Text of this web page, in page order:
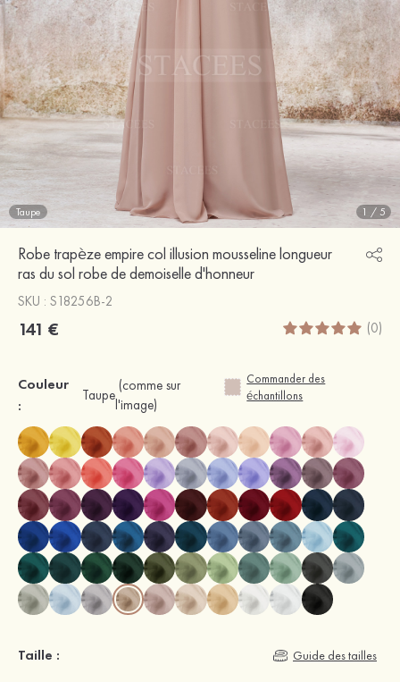
Taupe 1 /5
Robe trapèze empire col illusion mousseline longueur
ras du sol robe de demoiselle d'honneur
SKU : S18256B-2
141 € (0)
Couleur
:
Taupe
(comme sur
l'image)
Commander des
échantillons
Taille : Guide des tailles